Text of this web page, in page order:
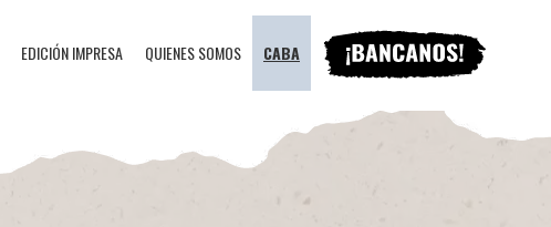
EDICIÓN IMPRESA QUIENES SOMOS CABA